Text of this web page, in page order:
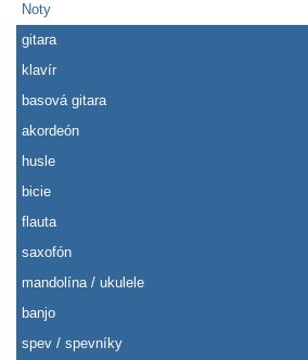
Noty
gitara
klavír
basová gitara
akordeón
husle
bicie
flauta
saxofón
mandolína / ukulele
banjo
spev / spevníky